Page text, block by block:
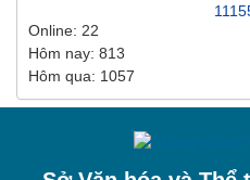
Online: 22
Hôm nay: 813
Hôm qua: 1057